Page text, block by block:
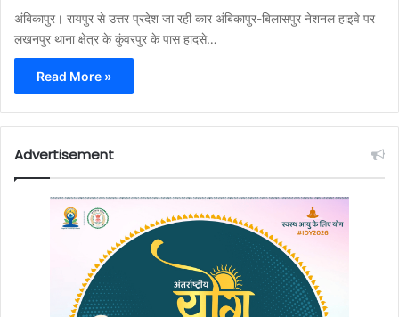
अंबिकापुर। रायपुर से उत्तर प्रदेश जा रही कार अंबिकापुर-बिलासपुर नेशनल हाइवे पर
लखनपुर थाना क्षेत्र के कुंवरपुर के पास हादसे…
Read More »
Advertisement